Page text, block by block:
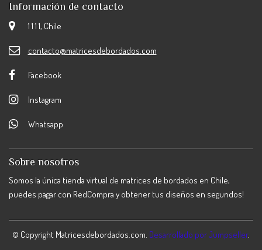
Información de contacto
1 1 1 1, Chile
contacto@matricesdebordados.com
Facebook
Instagram
Whatsapp
Sobre nosotros
Somos la única tienda virtual de matrices de bordados en Chile,
puedes pagar con RedCompra y obtener tus diseños en segundos!
© Copyright Matricesdebordados.com. Desarrollado por Jumpseller.